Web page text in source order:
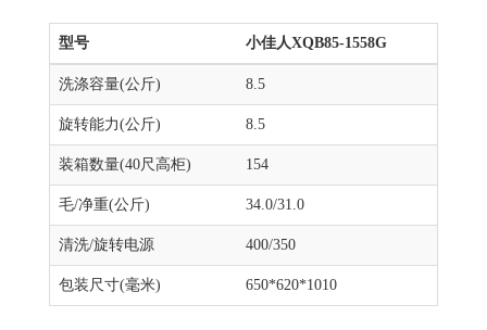
型号 小佳人XQB85-1558G
洗涤容量(公斤) 8.5
旋转能力(公斤) 8.5
装箱数量(40尺高柜) 154
毛/净重(公斤) 34.0/31.0
清洗/旋转电源 400/350
包装尺寸(毫米) 650*620*1010